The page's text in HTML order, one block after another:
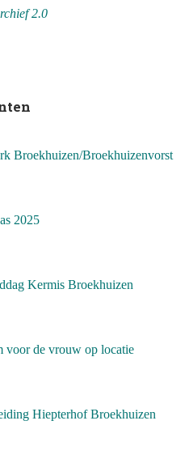
2.0
Broekhuizen/Broekhuizenvorst
2025
Kermis Broekhuizen
voor de vrouw op locatie
Hiepterhof Broekhuizen